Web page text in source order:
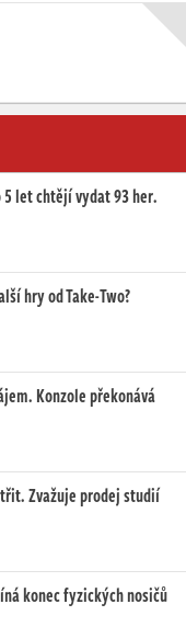
5 let chtějí vydat 93 her.
hry od Take-Two?
Konzole překonává
Zvažuje prodej studií
konec fyzických nosičů